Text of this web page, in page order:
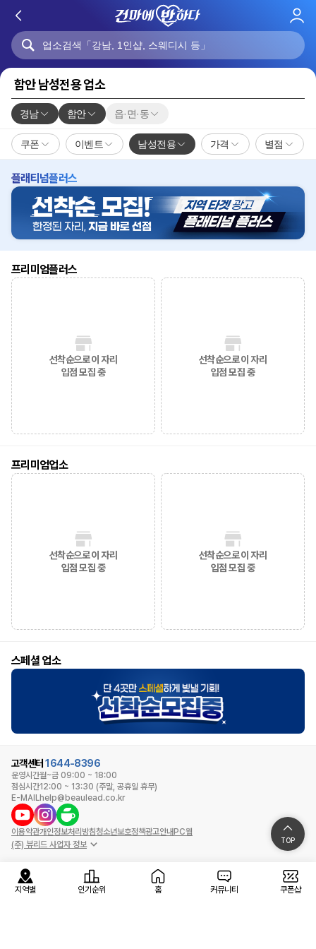
로
함안 남성전용 업소
경남 함안 읍·면·동
쿠폰 이벤트 남성전용 가격 별점
플래티넘플러스
프리미엄플러스
선착순으로 이 자리
입점 모집 중
선착순으로 이 자리
입점 모집 중
프리미엄업소
선착순으로 이 자리
입점 모집 중
선착순으로 이 자리
입점 모집 중
스페셜 업소
고객센터 1644-8396
운영시간월~금 09:00 ~ 18:00
점심시간12:00 ~ 13:30 (주말, 공휴일 휴무)
E-MAILhelp@beaulead.co.kr
이용약관개인정보처리방침청소년보호정책광고안내PC웹
(주) 뷰리드 사업자 정보
지역별 인기순위 홈 커뮤니티 쿠폰샵
TOP